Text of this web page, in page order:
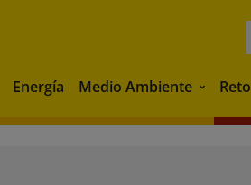
Energía Medio Ambiente Medio